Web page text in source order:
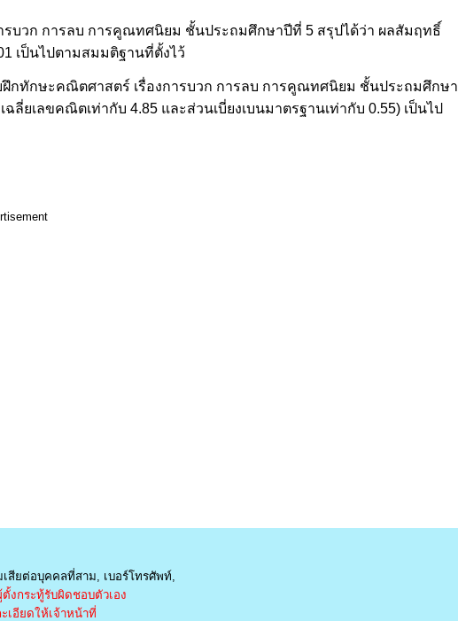
บวก การลบ การคูณทศนิยม ชั้นประถมศึกษาปีที่ 5 สรุปได้ว่า ผลสัมฤทธิ์
เป็นไปตามสมมติฐานที่ตั้งไว้
ฝึกทักษะคณิตศาสตร์ เรื่องการบวก การลบ การคูณทศนิยม ชั้นประถมศึกษา
ยเลขคณิตเท่ากับ 4.85 และส่วนเบี่ยงเบนมาตรฐานเท่ากับ 0.55) เป็นไป
สียต่อบุคคลที่สาม, เบอร์โทรศัพท์,
งกระทู้รับผิดชอบตัวเอง
เอียดให้เจ้าหน้าที่